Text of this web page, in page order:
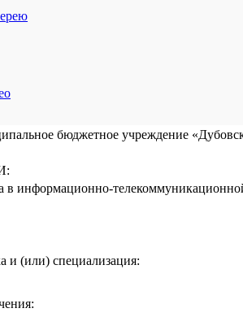
бюджетное учреждение
в информационно-
и (или) специализация: